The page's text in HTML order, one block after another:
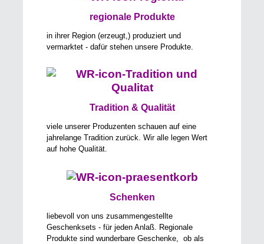
regionale Produkte
in ihrer Region (erzeugt,) produziert und
vermarktet - dafür stehen unsere Produkte.
Tradition & Qualität
viele unserer Produzenten schauen auf eine
jahrelange Tradition zurück. Wir alle legen Wert
auf hohe Qualität.
Schenken
liebevoll von uns zusammengestellte
Geschenksets - für jeden Anlaß. Regionale
Produkte sind wunderbare Geschenke, ob als